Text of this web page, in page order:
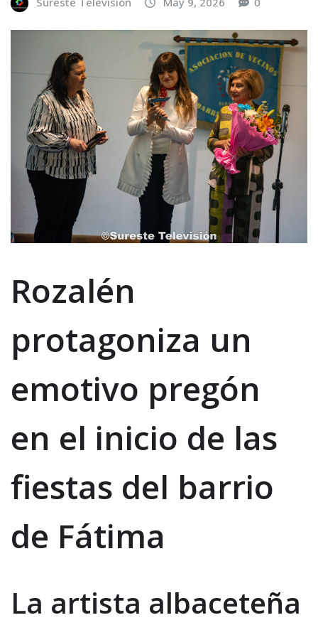
Rozalén
protagoniza un
emotivo pregón
en el inicio de las
fiestas del barrio
de Fátima
La artista albaceteña